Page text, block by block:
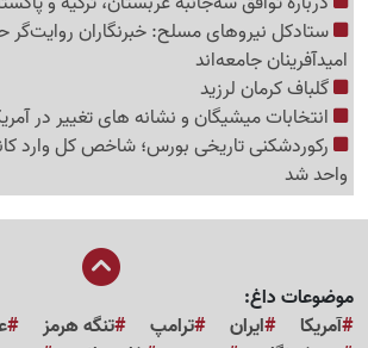
ستادکل نیروهای مسلح: خبرنگاران روایت‌گر
امیدآفرینان جامعه‌اند
گلباف کرمان لرزید
انتخابات میشیگان و نشانه های تغییر در
واحد شد
موضوعات داغ:
آمریکا
ایران ترامپ تنگه هرمز